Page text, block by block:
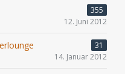
355
12. Juni 2012
31
14. Januar 2012